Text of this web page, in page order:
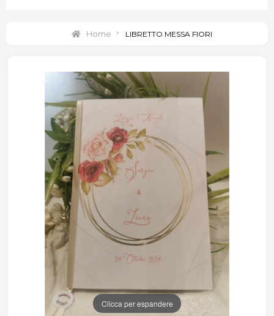
Home > LIBRETTO MESSA FIORI
Clicca per espandere